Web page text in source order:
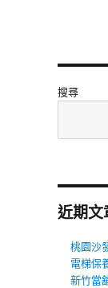
搜尋
近期文
桃園沙
電梯保
新竹當